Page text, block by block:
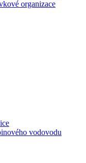
organizace
vodovodu